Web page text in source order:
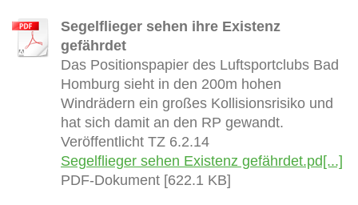
Segelflieger sehen ihre Existenz
gefährdet
Das Positionspapier des Luftsportclubs Bad
Homburg sieht in den 200m hohen
Windrädern ein großes Kollisionsrisiko und
hat sich damit an den RP gewandt.
Veröffentlicht TZ 6.2.14
Segelflieger sehen Existenz gefährdet.pd[...]
PDF-Dokument [622.1 KB]